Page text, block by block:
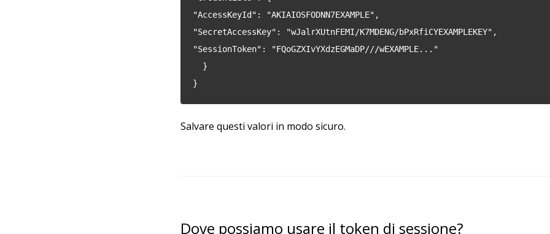
"AccessKeyId": "AKIAIOSFODNN7EXAMPLE",
"SecretAccessKey": "wJalrXUtnFEMI/K7MDENG/bPxRfiCYEXAMPLEKEY",
"SessionToken": "FQoGZXIvYXdzEGMaDP///wEXAMPLE..."
}
}
Salvare questi valori in modo sicuro.
Dove possiamo usare il token di sessione?